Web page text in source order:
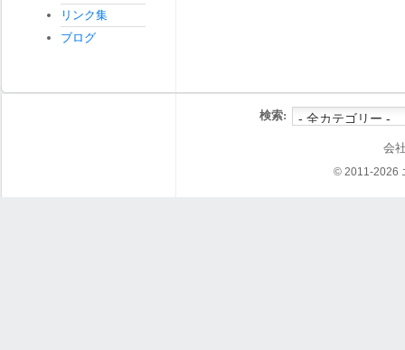
リンク集
ブログ
検索:
会
© 2011-2026